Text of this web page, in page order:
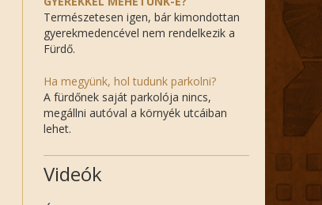
Természetesen igen, bár kimondottan
gyerekmedencével nem rendelkezik a
Fürdő.
Ha megyünk, hol tudunk parkolni?
A fürdőnek saját parkolója nincs,
megállni autóval a környék utcáiban
lehet.
Videók